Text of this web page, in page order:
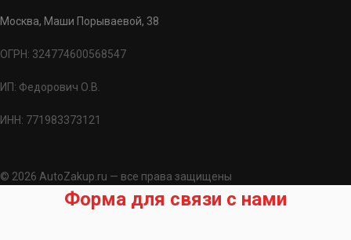
Москва, Маши Порываевой, 38
ОГРН: 324774600568547
ИП: Федорович О.В.
ИНН: 771983373121
© 2026 AutoZakup.ru — все права защищены
Форма для связи с нами